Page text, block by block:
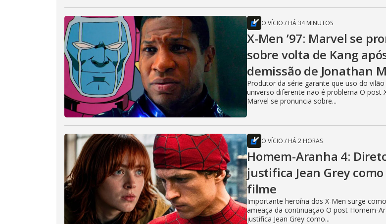
O VÍCIO / HÁ 34 MINUTOS
X-Men ’97: Marvel se
sobre volta de Kang
demissão de Jonathan
Produtor da série garante que uso do
universo diferente não é problema O post
Marvel se pronuncia sobre...
O VÍCIO / HÁ 2 HORAS
Homem-Aranha 4:
justifica Jean Grey
filme
Importante heroína dos X-Men surge
ameaça da continuação O post Homem-
justifica Jean Grey como...